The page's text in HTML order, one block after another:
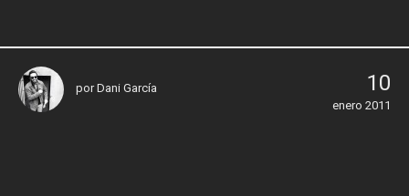
porDani García 10
enero 2011